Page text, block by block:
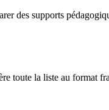
des supports
toute la liste au format